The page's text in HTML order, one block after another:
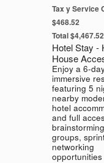
Tax y Service
$468.52
Total $4,467.52
Hotel Stay -
House
Enjoy a 6-
immersive
featuring 5
nearby
hotel
and full
groups,
networking
opportunities